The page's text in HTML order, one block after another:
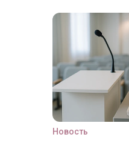
Новость